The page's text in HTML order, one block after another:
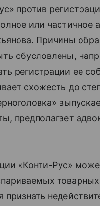
против
или частичное
Причины
обусловлены,
регистрации ее
схожесть до
предполагает
«Конти-Рус»
товарных
признать